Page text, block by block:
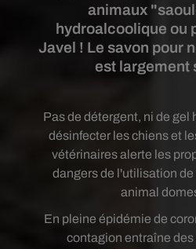
animaux
hydroalcoolique ou
Javel ! Le savon pour
est largement
Pas de détergent, ni de gel
désinfecter les chiens et
vétérinaires alerte les
dangers de l'utilisation de
animal
En pleine épidémie de
contagion entraîne